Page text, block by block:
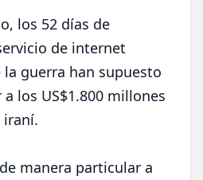
los 52 días de
de internet
guerra han supuesto
los US$1.800 millones
iraní.
manera particular a